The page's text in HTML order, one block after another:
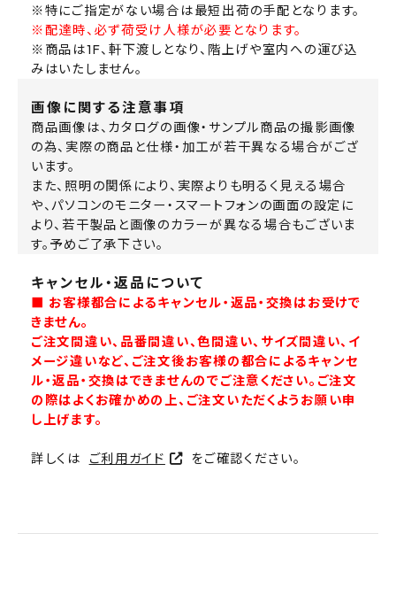
※特にご指定がない場合は最短出荷の手配となります。
※配達時、必ず荷受け人様が必要となります。
※商品は1F、軒下渡しとなり、階上げや室内への運び込
みはいたしません。
画像に関する注意事項
商品画像は、カタログの画像・サンプル商品の撮影画像
の為、実際の商品と仕様・加工が若干異なる場合がござ
います。
また、照明の関係により、実際よりも明るく見える場合
や、パソコンのモニター・スマートフォンの画面の設定に
より、若干製品と画像のカラーが異なる場合もございま
す。予めご了承下さい。
キャンセル・返品について
■ お客様都合によるキャンセル・返品・交換はお受けで
きません。
ご注文間違い、品番間違い、色間違い、サイズ間違い、イ
メージ違いなど、ご注文後お客様の都合によるキャンセ
ル・返品・交換はできませんのでご注意ください。ご注文
の際はよくお確かめの上、ご注文いただくようお願い申
し上げます。
詳しくは ご利用ガイド をご確認ください。